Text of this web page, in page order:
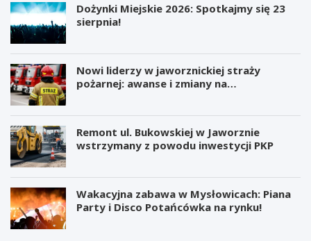
Dożynki Miejskie 2026: Spotkajmy się 23
sierpnia!
Nowi liderzy w jaworznickiej straży
pożarnej: awanse i zmiany na
Remont ul. Bukowskiej w Jaworznie
wstrzymany z powodu inwestycji PKP
Wakacyjna zabawa w Mysłowicach: Piana
Party i Disco Potańcówka na rynku!
M
B